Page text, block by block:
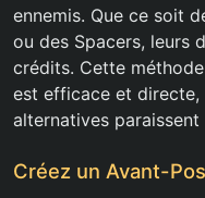
ennemis. Que ce soit
ou des Spacers, leurs
crédits. Cette
est efficace et directe,
alternatives
Créez un Avant-